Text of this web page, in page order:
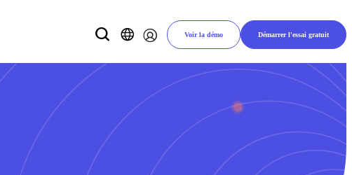
Voir la démo Démarrer l'essai gratuit